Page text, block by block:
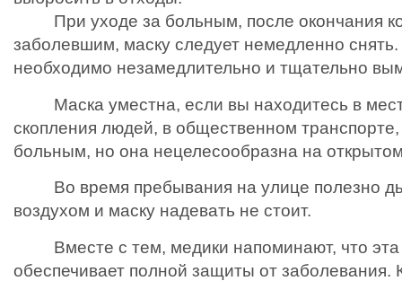
При уходе за больным, после окончания
заболевшим, маску следует немедленно
необходимо незамедлительно и тщательно
Маска уместна, если вы находитесь в
скопления людей, в общественном
больным, но она нецелесообразна на
Во время пребывания на улице полезно
воздухом и маску надевать не стоит.
Вместе с тем, медики напоминают, что эта
обеспечивает полной защиты от